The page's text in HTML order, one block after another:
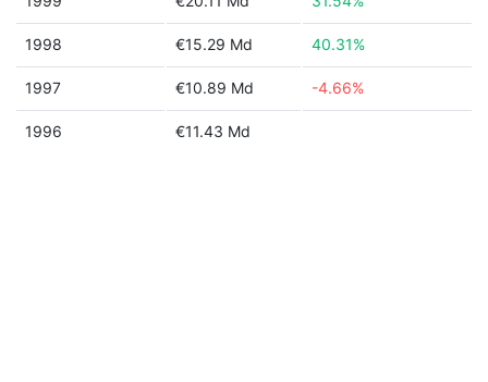
1998 €15.29 Md 40.31%
1997 €10.89 Md -4.66%
1996 €11.43 Md